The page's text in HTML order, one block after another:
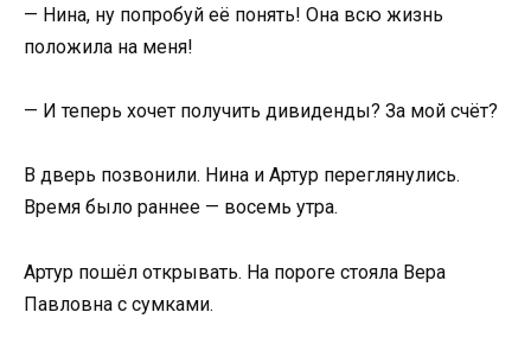
— Нина, ну попробуй её понять! Она всю жизнь
положила на меня!
— И теперь хочет получить дивиденды? За мой счёт?
В дверь позвонили. Нина и Артур переглянулись.
Время было раннее — восемь утра.
Артур пошёл открывать. На пороге стояла Вера
Павловна с сумками.